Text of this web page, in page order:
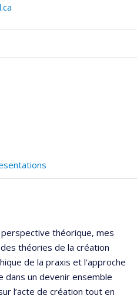
théorique, mes
théories de la création
de la praxis et l'approche
dans un devenir ensemble
l’acte de création tout en